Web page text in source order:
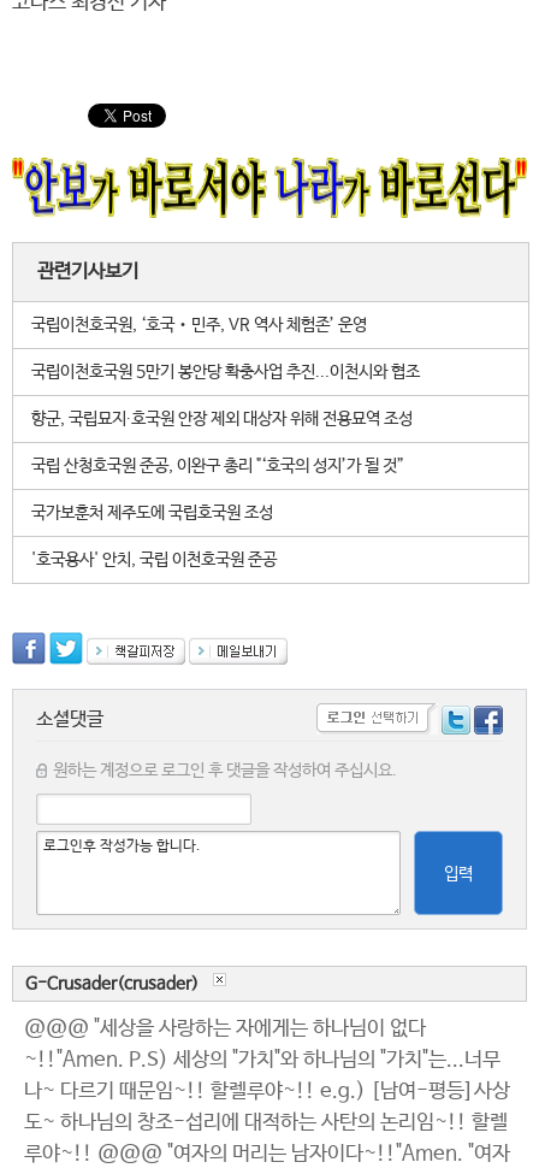
관련기사보기
국립이천호국원, ‘호국‧민주, VR 역사 체험존’ 운영
국립이천호국원 5만기 봉안당 확충사업 추진...이천시와 협조
향군, 국립묘지∙호국원 안장 제외 대상자 위해 전용묘역 조성
국립 산청호국원 준공, 이완구 총리 "‘호국의 성지’가 될 것”
국가보훈처 제주도에 국립호국원 조성
'호국용사' 안치, 국립 이천호국원 준공
소셜댓글
원하는 계정으로 로그인 후 댓글을 작성하여 주십시요.
입력
G-Crusader(crusader)
@@@ "세상을 사랑하는 자에게는 하나님이 없다
~!!"Amen. P.S) 세상의 "가치"와 하나님의 "가치"는...너무
나~ 다르기 때문임~!! 할렐루야~!! e.g.) [남여-평등]사상
도~ 하나님의 창조-섭리에 대적하는 사탄의 논리임~!! 할렐
루야~!! @@@ "여자의 머리는 남자이다~!!"Amen. "여자